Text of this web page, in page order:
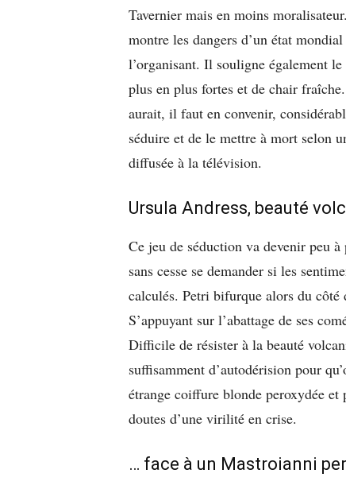
Tavernier mais en moins
montre les dangers d’un état
l’organisant. Il souligne également
plus en plus fortes et de chair
aurait, il faut en convenir,
séduire et de le mettre à mort selon
diffusée à la télévision.
Ursula Andress, beauté
Ce jeu de séduction va devenir peu
sans cesse se demander si les
calculés. Petri bifurque alors du
S’appuyant sur l’abattage de ses
Difficile de résister à la beauté
suffisamment d’autodérision pour
étrange coiffure blonde peroxydée et
doutes d’une virilité en crise.
… face à un Mastroianni